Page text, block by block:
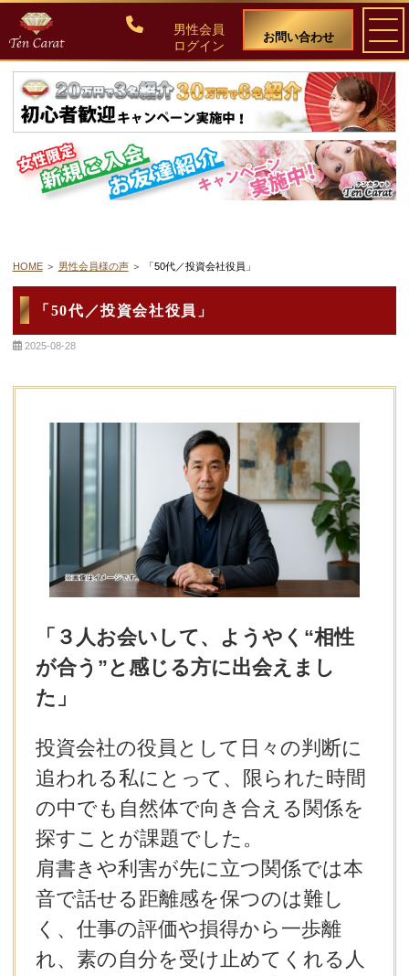
男性会員
ログイン
お問い合わせ
ご入会について
料金・入会案内
会員比率『１：１０』にこだわる理由
50代・60代のための後悔しない選び方
デートまでの流れ
アフィリエイトをご検討の皆様へ。
HOME 男性会員様の声 「50代／投資会社役員」
「50代／投資会社役員」
2025-08-28
「３人お会いして、ようやく“相性
が合う”と感じる方に出会えまし
た」
投資会社の役員として日々の判断に
追われる私にとって、限られた時間
の中でも自然体で向き合える関係を
探すことが課題でした。
肩書きや利害が先に立つ関係では本
音で話せる距離感を保つのは難し
く、仕事の評価や損得から一歩離
れ、素の自分を受け止めてくれる人